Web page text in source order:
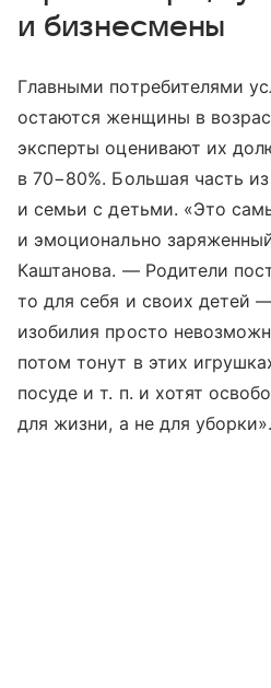
и бизнесмены
Главными потребителями
остаются женщины в
эксперты оценивают их
в 70−80%. Большая часть
и семьи с детьми. «Это
и эмоционально
Каштанова. — Родители
то для себя и своих детей
изобилия просто
потом тонут в этих
посуде и т. п. и хотят
для жизни, а не для уборки».